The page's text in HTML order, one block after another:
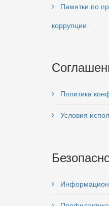
Памятки по
коррупции
Политика
Условия